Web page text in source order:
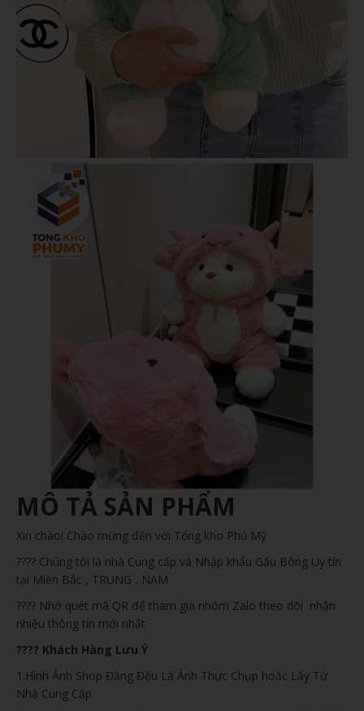
MÔ TẢ SẢN PHẨM
Xin chào! Chào mừng đến với Tổng kho Phú Mỹ
???? Chúng tôi là nhà Cung cấp và Nhập khẩu Gấu Bông Uy tín
tại Miền Bắc , TRUNG , NAM
???? Nhớ quét mã QR để tham gia nhóm Zalo theo dõi nhận
nhiều thông tin mới nhất
???? Khách Hàng Lưu Ý
1.Hình Ảnh Shop Đăng Đều Là Ảnh Thực Chụp hoăc Lấy Từ
Nhà Cung Cấp